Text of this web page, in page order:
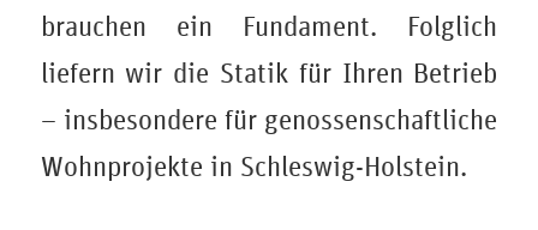
brauchen ein Fundament. Folglich
liefern wir die Statik für Ihren Betrieb
– insbesondere für genossenschaftliche
Wohnprojekte in Schleswig-Holstein.